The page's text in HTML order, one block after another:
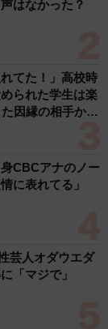
はなかった？
てた！」高校時
られた学生は楽
因縁の相手から
CBCアナのノー
に表れてる」
芸人オダウエダ
「マジで」